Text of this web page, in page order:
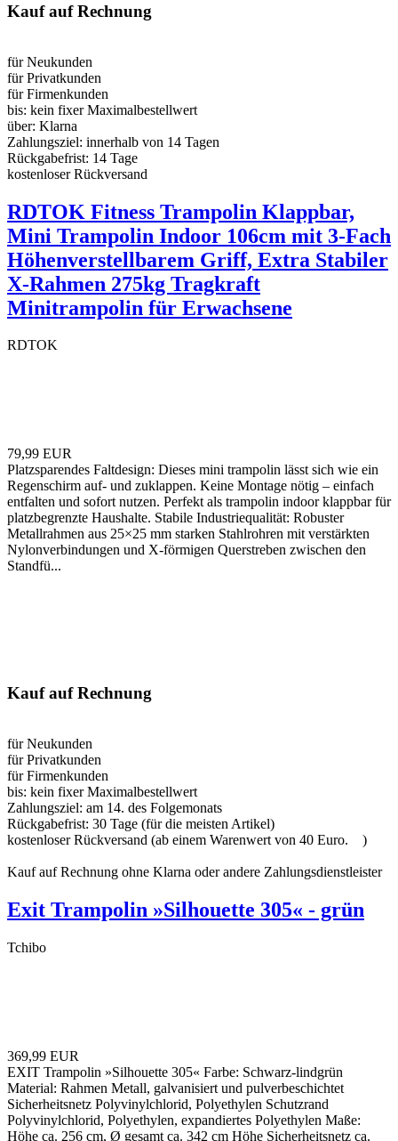
Kauf auf Rechnung
für Neukunden
für Privatkunden
für Firmenkunden
bis: kein fixer Maximalbestellwert
über: Klarna
Zahlungsziel: innerhalb von 14 Tagen
Rückgabefrist: 14 Tage
kostenloser Rückversand
RDTOK Fitness Trampolin Klappbar,
Mini Trampolin Indoor 106cm mit 3-Fach
Höhenverstellbarem Griff, Extra Stabiler
X-Rahmen 275kg Tragkraft
Minitrampolin für Erwachsene
RDTOK
79,99 EUR
Platzsparendes Faltdesign: Dieses mini trampolin lässt sich wie ein
Regenschirm auf- und zuklappen. Keine Montage nötig – einfach
entfalten und sofort nutzen. Perfekt als trampolin indoor klappbar für
platzbegrenzte Haushalte. Stabile Industriequalität: Robuster
Metallrahmen aus 25×25 mm starken Stahlrohren mit verstärkten
Nylonverbindungen und X-förmigen Querstreben zwischen den
Standfü...
Kauf auf Rechnung
für Neukunden
für Privatkunden
für Firmenkunden
bis: kein fixer Maximalbestellwert
Zahlungsziel: am 14. des Folgemonats
Rückgabefrist: 30 Tage (für die meisten Artikel)
kostenloser Rückversand (ab einem Warenwert von 40 Euro.
)
Kauf auf Rechnung ohne Klarna oder andere Zahlungsdienstleister
Exit Trampolin »Silhouette 305« - grün
Tchibo
369,99 EUR
EXIT Trampolin »Silhouette 305« Farbe: Schwarz-lindgrün
Material: Rahmen Metall, galvanisiert und pulverbeschichtet
Sicherheitsnetz Polyvinylchlorid, Polyethylen Schutzrand
Polyvinylchlorid, Polyethylen, expandiertes Polyethylen Maße:
Höhe ca. 256 cm, Ø gesamt ca. 342 cm Höhe Sicherheitsnetz ca.